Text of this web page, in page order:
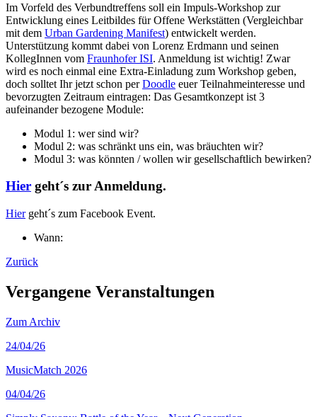
Im Vorfeld des Verbundtreffens soll ein Impuls-Workshop zur
Entwicklung eines Leitbildes für Offene Werkstätten (Vergleichbar
mit dem Urban Gardening Manifest) entwickelt werden.
Unterstützung kommt dabei von Lorenz Erdmann und seinen
KollegInnen vom Fraunhofer ISI. Anmeldung ist wichtig! Zwar
wird es noch einmal eine Extra-Einladung zum Workshop geben,
doch solltet Ihr jetzt schon perDoodle euer Teilnahmeinteresse und
bevorzugten Zeitraum eintragen: Das Gesamtkonzept ist 3
aufeinander bezogene Module:
Modul 1: wer sind wir?
Modul 2: was schränkt uns ein, was bräuchten wir?
Modul 3: was könnten / wollen wir gesellschaftlich bewirken?
Hier geht´s zur Anmeldung.
Hiergeht´s zum Facebook Event.
Wann:
Zurück
Vergangene Veranstaltungen
Zum Archiv
24/04/26
MusicMatch 2026
04/04/26